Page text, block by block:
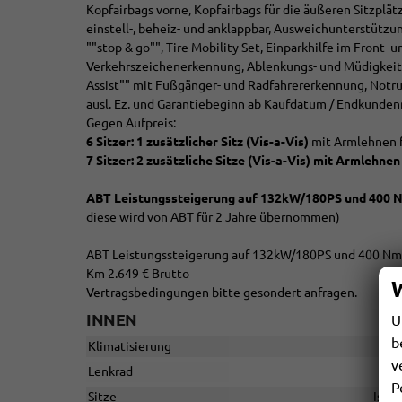
Kopfairbags vorne, Kopfairbags für die äußeren
einstell-, beheiz- und anklappbar,
""stop & go"", Tire Mobility Set, Einparkhilfe im Front-
Verkehrszeichenerkennung, Ablenkungs- und
Assist"" mit Fußgänger- und Radfahrererkennung,
ausl. Ez. und Garantiebeginn ab Kaufdatum /
Gegen Aufpreis:
6 Sitzer: 1 zusätzlicher Sitz (Vis-a-Vis) mit Armlehnen
7 Sitzer: 2 zusätzliche Sitze (Vis-a-Vis) mit
ABT Leistungssteigerung auf 132kW/180PS und 400
diese wird von ABT für 2 Jahre übernommen)
ABT Leistungssteigerung auf 132kW/180PS und 400
Km 2.649 € Brutto
Vertragsbedingungen bitte gesondert anfragen.
INNEN
Klimatisierung
Lenkrad
Sitze